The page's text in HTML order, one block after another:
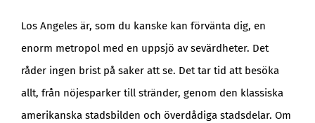
Los Angeles är, som du kanske kan förvänta dig, en
enorm metropol med en uppsjö av sevärdheter. Det
råder ingen brist på saker att se. Det tar tid att besöka
allt, från nöjesparker till stränder, genom den klassiska
amerikanska stadsbilden och överdådiga stadsdelar. Om